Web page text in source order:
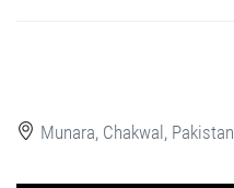
Munara, Chakwal, Pakistan